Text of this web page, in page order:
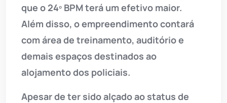
que o 24º BPM terá um efetivo maior.
Além disso, o empreendimento contará
com área de treinamento, auditório e
demais espaços destinados ao
alojamento dos policiais.
Apesar de ter sido alçado ao status de